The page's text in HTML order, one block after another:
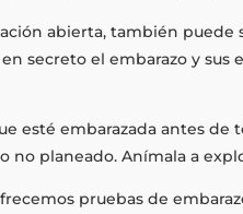
abierta, también puede
secreto el embarazo y
esté embarazada antes
no planeado. Anímala a
pruebas de